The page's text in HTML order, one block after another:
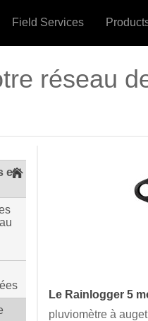
Field Services
réseau
Le Rainlogger 5
pluviomètre à
et